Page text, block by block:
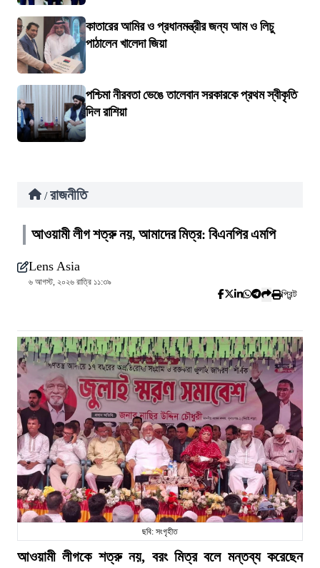
কাতারের আমির ও প্রধানমন্ত্রীর জন্য আম ও লিচু
পাঠালেন খালেদা জিয়া
পশ্চিমা নীরবতা ভেঙে তালেবান সরকারকে প্রথম স্বীকৃতি
দিল রাশিয়া
/ রাজনীতি
আওয়ামী লীগ শত্রু নয়, আমাদের মিত্র: বিএনপির এমপি
Lens Asia
৬ আগস্ট, ২০২৬ রাত্রি ১১:৩৯
প্রিন্ট
ছবি: সংগৃহীত
আওয়ামী লীগকে শত্রু নয়, বরং মিত্র বলে মন্তব্য করেছেন